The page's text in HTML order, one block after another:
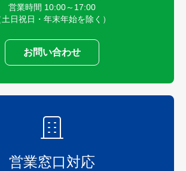
営業時間 10:00～17:00
土日祝日・年末年始を除く）
お問い合わせ
営業窓口対応